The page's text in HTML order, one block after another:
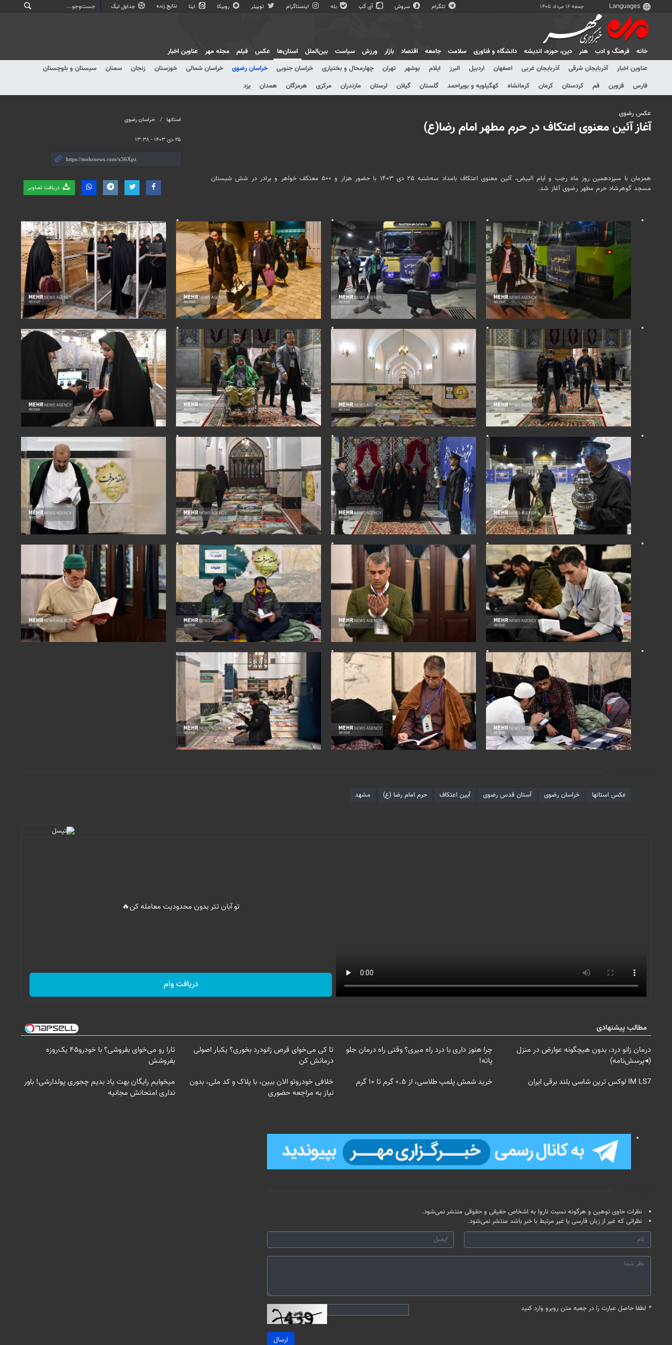
جمعه ۱۶ مرداد ۱۴۰۵ تلگرام سروش آی گپ بله اینستاگرام توییتر روبیکا ایتا نتایج زنده جداول لیگ
خانه فرهنگ و ادب هنر دين، حوزه، انديشه دانشگاه و فناوری سلامت جامعه اقتصاد بازار ورزش سیاست بین‌الملل
استان‌ها
عناوین اخبار
آذربایجان شرقی آذربایجان غربی اصفهان اردبیل البرز ایلام بوشهر تهران چهارمحال و بختیاری خراسان جنوبی خراسان رضوی خراسان شمالی خوزستان زنجان سمنان
سیستان و بلوچستان
فارس
قزوین قم کردستان کرمان کرمانشاه کهگیلویه و بویراحمد گلستان گیلان لرستان مازندران مرکزی هرمزگان همدان یزد
عکس فیلم مجله مهر عناوین اخبار
استانها خراسان رضوی
۲۵ دی ۱۴۰۳ - ۱۳:۳۸
دریافت تصاویر
عکس رضوی
آغاز آئین معنوی اعتکاف در حرم مطهر امام رضا(ع)
همزمان با سیزدهمین روز ماه رجب و ایام البیض، آئین معنوی اعتکاف بامداد سه‌شنبه ۲۵ دی ۱۴۰۳ با حضور هزار و ۵۰۰ معتکف خواهر و برادر در شش شبستان
مسجد گوهرشاد حرم مطهر رضوی آغاز شد.
عکس استانها خراسان رضوی آستان قدس رضوی آیین اعتکاف حرم امام رضا (ع) مشهد
تو آبان تتر بدون محدودیت معامله کن🔥
دریافت وام
مطالب پیشنهادی
درمان زانو درد، بدون هیچگونه عوارض در منزل
(◂پرسش‌نامه)
چرا هنوز داری با درد راه میری؟ وقتی راه درمان جلو
پاته!
تا کی می‌خوای قرص زانودرد بخوری؟ یکبار اصولی
درمانش کن
تارا رو می‌خوای بفروشی؟ با خودرو۴۵ یک‌روزه
بفروشش
IM LS7 لوکس ترین شاسی بلند برقی ایران
خرید شمش پلمپ طلاسی، از ۰.۵ گرم تا ۱۰ گرم
خلافی خودروتو الان ببین، با پلاک و کد ملی، بدون
نیاز به مراجعه حضوری
میخوایم رایگان بهت یاد بدیم چجوری پولدارشی! باور
نداری امتحانش مجانیه
نظرات حاوی توهین و هرگونه نسبت ناروا به اشخاص حقیقی و حقوقی منتشر نمی‌شود.
نظراتی که غیر از زبان فارسی یا غیر مرتبط با خبر باشد منتشر نمی‌شود.
* لطفا حاصل عبارت را در جعبه متن روبرو وارد کنید
ارسال